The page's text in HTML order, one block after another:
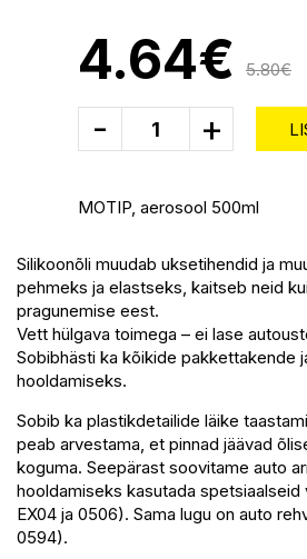
5.80€
4.64€
- +
MOTIP, aerosool 500ml
Silikoonõli muudab uksetihendid ja
pehmeks ja elastseks, kaitseb neid
pragunemise eest.
Vett hülgava toimega – ei lase
Sobibhästi ka kõikide pakkettakende
hooldamiseks.
Sobib ka plastikdetailide läike
peab arvestama, et pinnad jäävad
koguma. Seepärast soovitame auto
hooldamiseks kasutada
EX04 ja 0506). Sama lugu on auto
0594).